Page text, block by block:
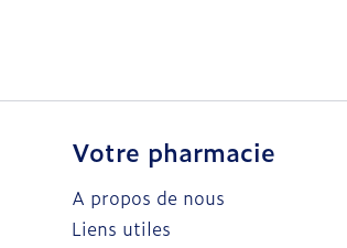
Votre pharmacie
A propos de nous
Liens utiles